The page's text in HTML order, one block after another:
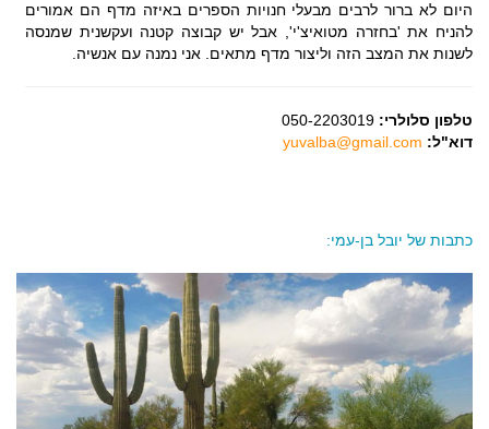
היום לא ברור לרבים מבעלי חנויות הספרים באיזה מדף הם אמורים
להניח את 'בחזרה מטואיצ'י', אבל יש קבוצה קטנה ועקשנית שמנסה
לשנות את המצב הזה וליצור מדף מתאים. אני נמנה עם אנשיה.
טלפון סלולרי:
דוא"ל: yuvalba@gmail.com
כתבות של יובל בן-עמי: